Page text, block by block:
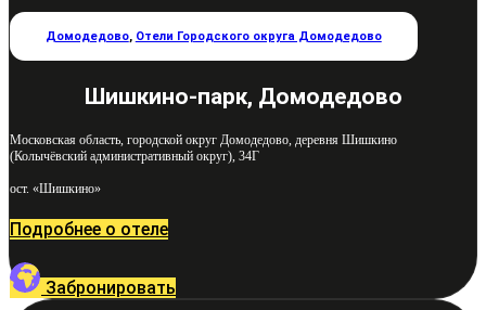
Домодедово, Отели Городского округа Домодедово
Шишкино-парк, Домодедово
Московская область, городской округ Домодедово, деревня Шишкино
(Колычёвский административный округ), 34Г
ост. «Шишкино»
Подробнее о отеле
Забронировать